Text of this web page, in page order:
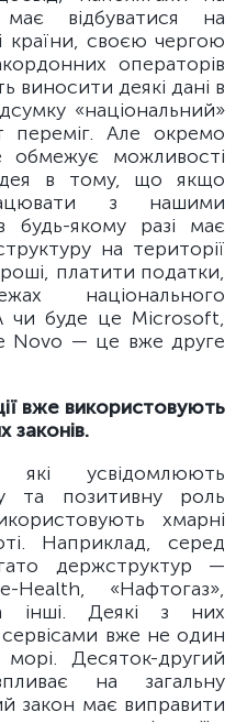
відбуватися на
країни, своєю чергою
операторів
виносити деякі дані в
«національний»
переміг. Але окремо
можливості
в тому, що якщо
з нашими
якому разі має
на території
платити податки,
національного
чи буде це Microsoft,
Novo — це вже друге
вже використовують
законів.
усвідомлюють
та позитивну роль
хмарні
Наприклад, серед
держструктур —
«Нафтогаз»,
інші. Деякі з них
вже не один
Десяток-другий
на загальну
закон має виправити